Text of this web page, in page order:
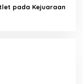
pada Kejuaraan